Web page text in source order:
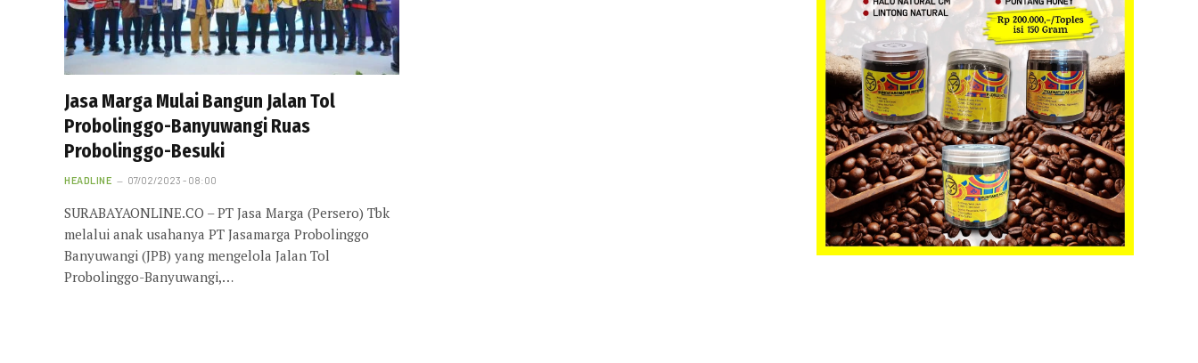
Jasa Marga Mulai Bangun Jalan Tol
Probolinggo-Banyuwangi Ruas
Probolinggo-Besuki
HEADLINE 07/02/2023 - 08:00
SURABAYAONLINE.CO – PT Jasa Marga (Persero) Tbk
melalui anak usahanya PT Jasamarga Probolinggo
Banyuwangi (JPB) yang mengelola Jalan Tol
Probolinggo-Banyuwangi,…